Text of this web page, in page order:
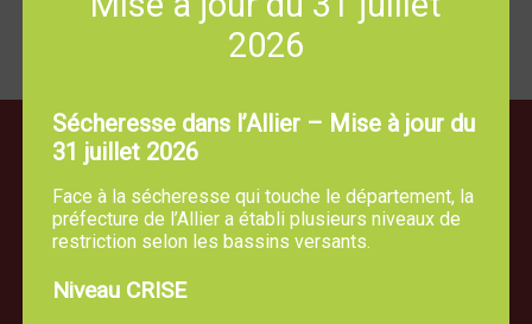
2026
Sécheresse dans l’Allier – Mise à jour du
31 juillet 2026
Face à la sécheresse qui touche le département, la
préfecture de l’Allier a établi plusieurs niveaux de
restriction selon les bassins versants.
Niveau CRISE